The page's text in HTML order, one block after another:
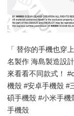
「 替你的手機也穿
名製作 海島製造設
來看看不同款式！
機殼 #安卓手機殼 #
碩手機殼 #小米手機
手機殼